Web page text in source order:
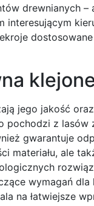
drewnianych –
interesującym
jego jakość
pochodzi z lasów
gwarantuje
materiału, ale
wymagań dla
na łatwiejsze